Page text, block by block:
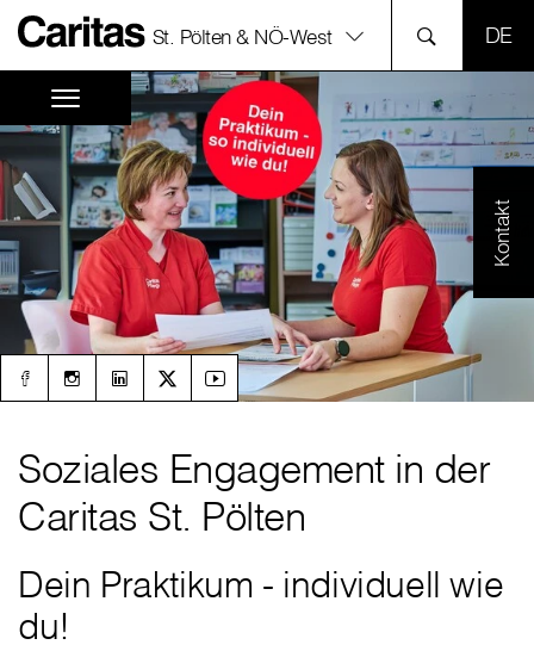
St. Pölten & NÖ-West
Kontakt
Soziales Engagement in der
Caritas St. Pölten
Dein Praktikum - individuell wie
du!